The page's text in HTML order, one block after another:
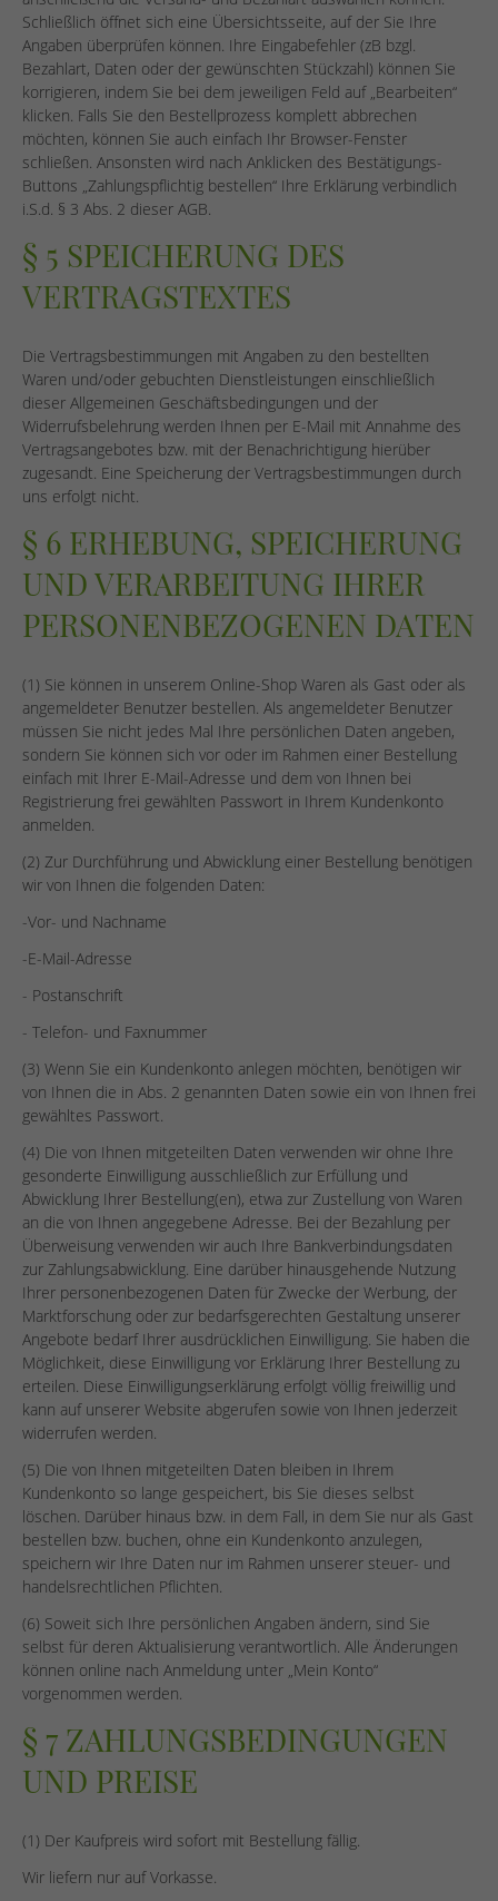
Schließlich öffnet sich eine Übersichtsseite, auf der Sie Ihre
Angaben überprüfen können. Ihre Eingabefehler (zB bzgl.
Bezahlart, Daten oder der gewünschten Stückzahl) können Sie
korrigieren, indem Sie bei dem jeweiligen Feld auf „Bearbeiten“
klicken. Falls Sie den Bestellprozess komplett abbrechen
möchten, können Sie auch einfach Ihr Browser-Fenster
schließen. Ansonsten wird nach Anklicken des Bestätigungs-
Buttons „Zahlungspflichtig bestellen“ Ihre Erklärung verbindlich
i.S.d. § 3 Abs. 2 dieser AGB.
§ 5 SPEICHERUNG DES
VERTRAGSTEXTES
Die Vertragsbestimmungen mit Angaben zu den bestellten
Waren und/oder gebuchten Dienstleistungen einschließlich
dieser Allgemeinen Geschäftsbedingungen und der
Widerrufsbelehrung werden Ihnen per E-Mail mit Annahme des
Vertragsangebotes bzw. mit der Benachrichtigung hierüber
zugesandt. Eine Speicherung der Vertragsbestimmungen durch
uns erfolgt nicht.
§ 6 ERHEBUNG, SPEICHERUNG
UND VERARBEITUNG IHRER
PERSONENBEZOGENEN DATEN
(1) Sie können in unserem Online-Shop Waren als Gast oder als
angemeldeter Benutzer bestellen. Als angemeldeter Benutzer
müssen Sie nicht jedes Mal Ihre persönlichen Daten angeben,
sondern Sie können sich vor oder im Rahmen einer Bestellung
einfach mit Ihrer E-Mail-Adresse und dem von Ihnen bei
Registrierung frei gewählten Passwort in Ihrem Kundenkonto
anmelden.
(2) Zur Durchführung und Abwicklung einer Bestellung benötigen
wir von Ihnen die folgenden Daten:
-Vor- und Nachname
-E-Mail-Adresse
- Postanschrift
- Telefon- und Faxnummer
(3) Wenn Sie ein Kundenkonto anlegen möchten, benötigen wir
von Ihnen die in Abs. 2 genannten Daten sowie ein von Ihnen frei
gewähltes Passwort.
(4) Die von Ihnen mitgeteilten Daten verwenden wir ohne Ihre
gesonderte Einwilligung ausschließlich zur Erfüllung und
Abwicklung Ihrer Bestellung(en), etwa zur Zustellung von Waren
an die von Ihnen angegebene Adresse. Bei der Bezahlung per
Überweisung verwenden wir auch Ihre Bankverbindungsdaten
zur Zahlungsabwicklung. Eine darüber hinausgehende Nutzung
Ihrer personenbezogenen Daten für Zwecke der Werbung, der
Marktforschung oder zur bedarfsgerechten Gestaltung unserer
Angebote bedarf Ihrer ausdrücklichen Einwilligung. Sie haben die
Möglichkeit, diese Einwilligung vor Erklärung Ihrer Bestellung zu
erteilen. Diese Einwilligungserklärung erfolgt völlig freiwillig und
kann auf unserer Website abgerufen sowie von Ihnen jederzeit
widerrufen werden.
(5) Die von Ihnen mitgeteilten Daten bleiben in Ihrem
Kundenkonto so lange gespeichert, bis Sie dieses selbst
löschen. Darüber hinaus bzw. in dem Fall, in dem Sie nur als Gast
bestellen bzw. buchen, ohne ein Kundenkonto anzulegen,
speichern wir Ihre Daten nur im Rahmen unserer steuer- und
handelsrechtlichen Pflichten.
(6) Soweit sich Ihre persönlichen Angaben ändern, sind Sie
selbst für deren Aktualisierung verantwortlich. Alle Änderungen
können online nach Anmeldung unter „Mein Konto“
vorgenommen werden.
§ 7 ZAHLUNGSBEDINGUNGEN
UND PREISE
(1) Der Kaufpreis wird sofort mit Bestellung fällig.
Wir liefern nur auf Vorkasse.